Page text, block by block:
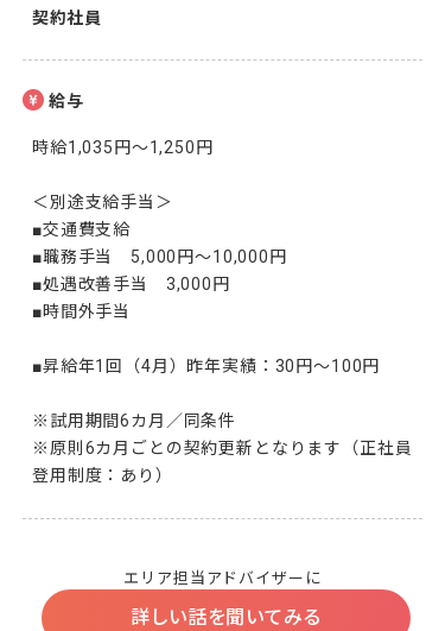
契約社員
給与
時給1,035円～1,250円
＜別途支給手当＞
■交通費支給
■職務手当　5,000円～10,000円
■処遇改善手当　3,000円
■時間外手当
■昇給年1回（4月）昨年実績：30円～100円
※試用期間6カ月／同条件
※原則6カ月ごとの契約更新となります（正社員
登用制度：あり）
エリア担当アドバイザーに
詳しい話を聞いてみる